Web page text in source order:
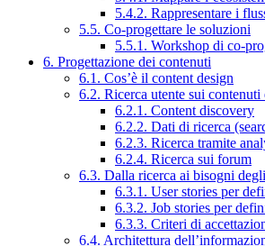
5.4.2. Rappresentare i
5.5. Co-progettare le soluzioni
5.5.1. Workshop di co-
6. Progettazione dei contenuti
6.1. Cos’è il content design
6.2. Ricerca utente sui
6.2.1. Content discovery
6.2.2. Dati di ricerca
6.2.3. Ricerca tramite
6.2.4. Ricerca sui forum
6.3. Dalla ricerca ai bisogni
6.3.1. User stories per
6.3.2. Job stories per
6.3.3. Criteri di
6.4. Architettura